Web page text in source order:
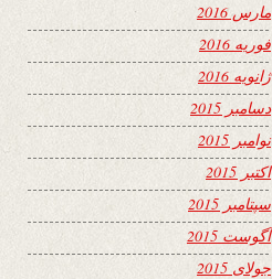
مارس 2016
فوریه 2016
ژانویه 2016
دسامبر 2015
نوامبر 2015
اکتبر 2015
سپتامبر 2015
آگوست 2015
جولای 2015